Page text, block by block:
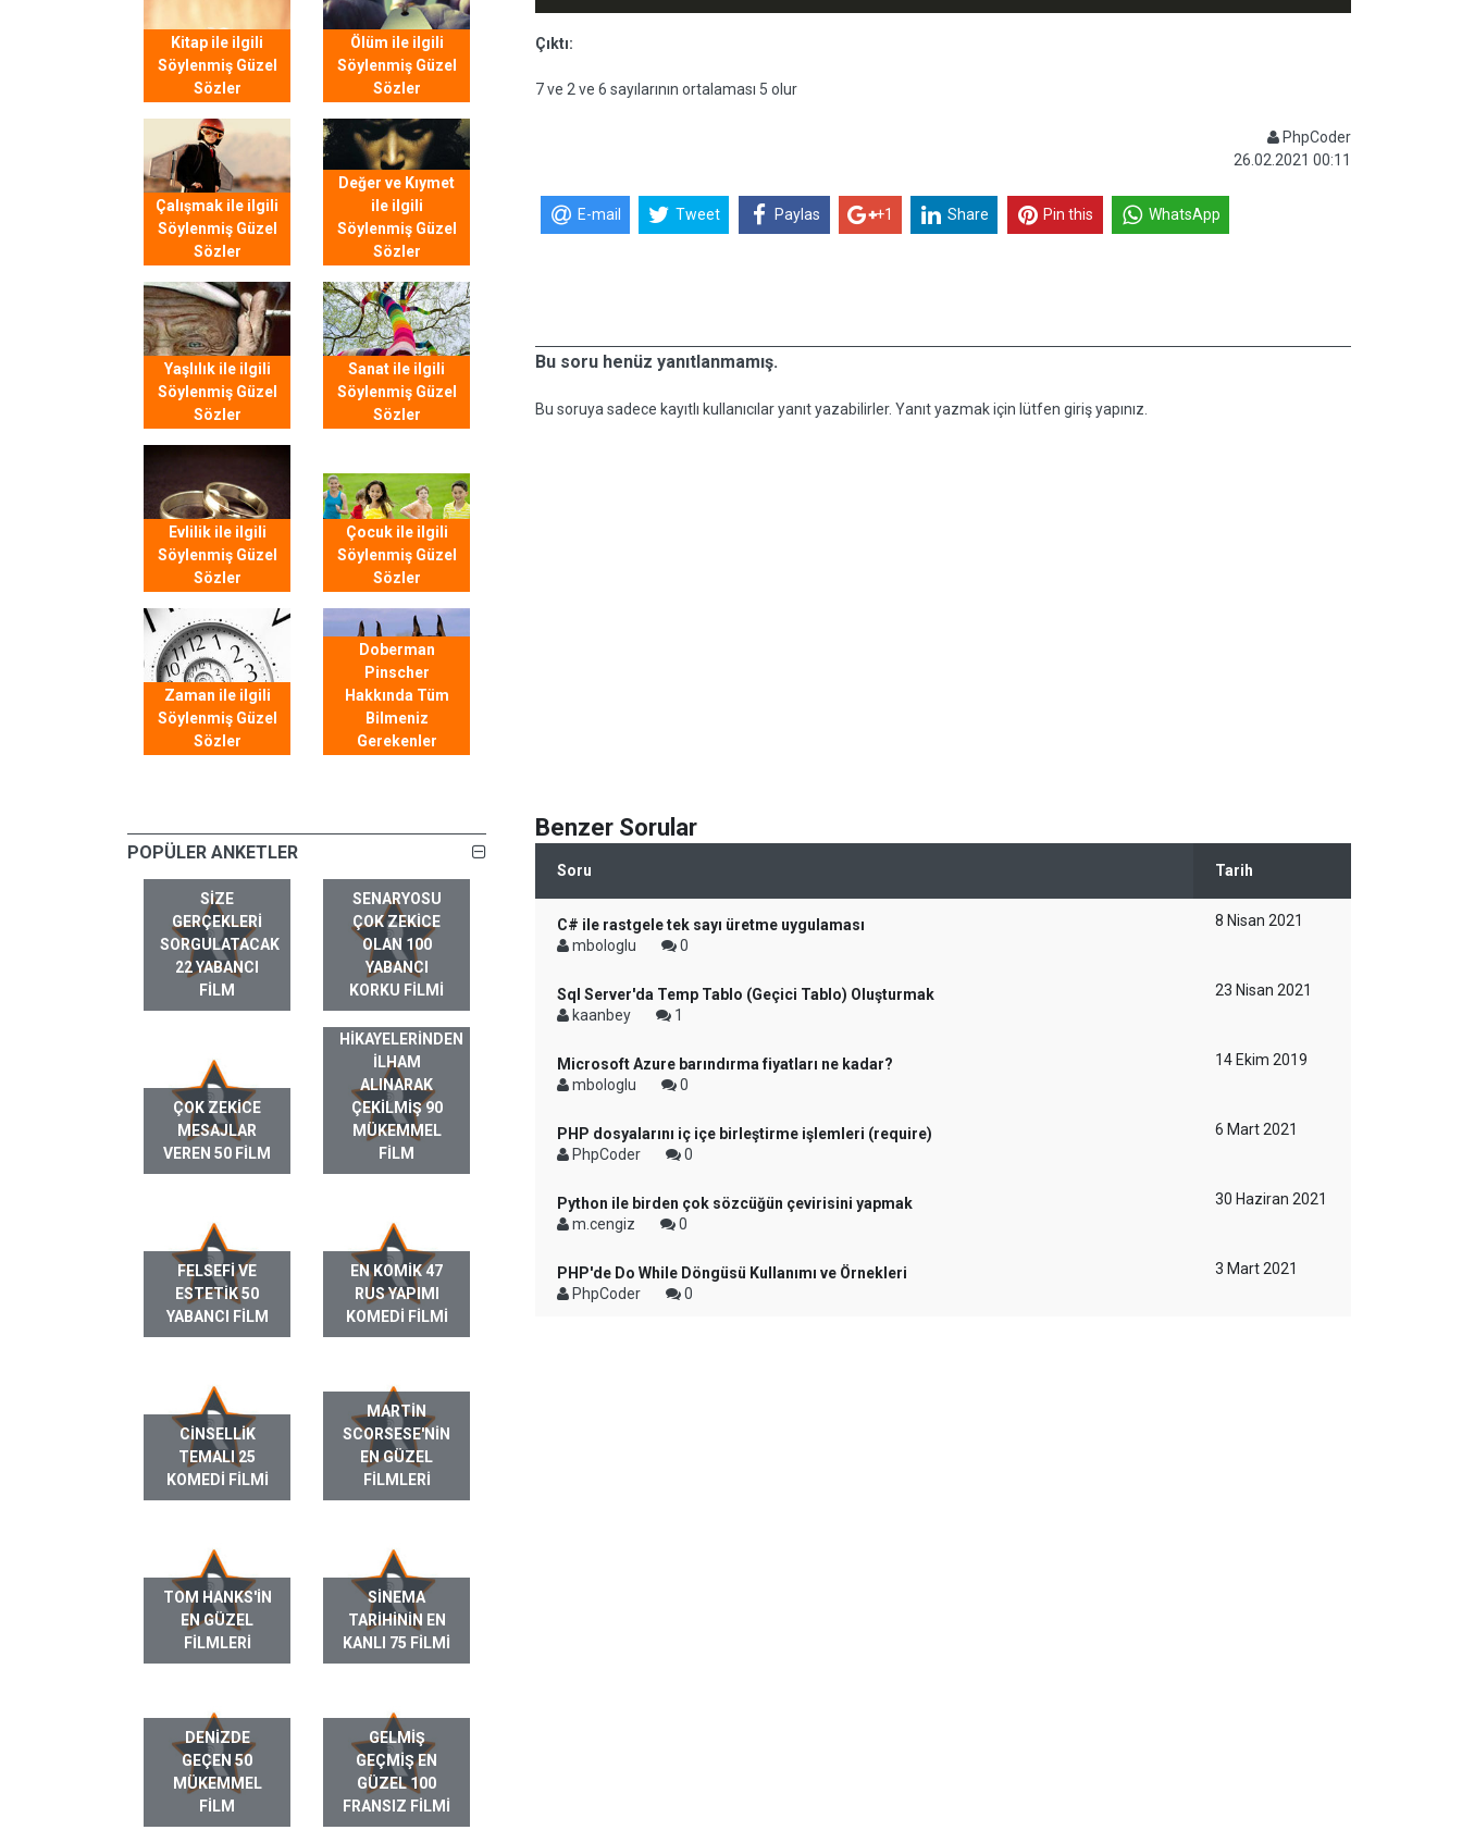
Kitap ile ilgili
Söylenmiş Güzel
Sözler
Ölüm ile ilgili
Söylenmiş Güzel
Sözler
Çalışmak ile ilgili
Söylenmiş Güzel
Sözler
Değer ve Kıymet
ile ilgili
Söylenmiş Güzel
Sözler
Yaşlılık ile ilgili
Söylenmiş Güzel
Sözler
Sanat ile ilgili
Söylenmiş Güzel
Sözler
Evlilik ile ilgili
Söylenmiş Güzel
Sözler
Çocuk ile ilgili
Söylenmiş Güzel
Sözler
Zaman ile ilgili
Söylenmiş Güzel
Sözler
Doberman
Pinscher
Hakkında Tüm
Bilmeniz
Gerekenler
POPÜLER ANKETLER
SIZE
GERÇEKLERI
SORGULATACAK
22 YABANCI
FILM
SENARYOSU
ÇOK ZEKICE
OLAN 100
YABANCI
KORKU FILMI
ÇOK ZEKICE
MESAJLAR
VEREN 50 FILM
GERÇEK HAYAT
HIKAYELERINDEN
ILHAM
ALINARAK
ÇEKILMIŞ 90
MÜKEMMEL
FILM
FELSEFI VE
ESTETIK 50
YABANCI FILM
EN KOMIK 47
RUS YAPIMI
KOMEDI FILMI
CINSELLIK
TEMALI 25
KOMEDI FILMI
MARTIN
SCORSESE'NIN
EN GÜZEL
FILMLERI
TOM HANKS'IN
EN GÜZEL
FILMLERI
SINEMA
TARIHININ EN
KANLI 75 FILMI
DENIZDE
GEÇEN 50
MÜKEMMEL
FILM
GELMIŞ
GEÇMIŞ EN
GÜZEL 100
FRANSIZ FILMI
Çıktı:
7 ve 2 ve 6 sayılarının ortalaması 5 olur
PhpCoder
26.02.2021 00:11
E-mail Tweet Paylas +1 Share Pin this WhatsApp
Bu soru henüz yanıtlanmamış.
Bu soruya sadece kayıtlı kullanıcılar yanıt yazabilirler. Yanıt yazmak için lütfen giriş yapınız.
Benzer Sorular
Soru Tarih
C# ile rastgele tek sayı üretme uygulaması
mbologlu
0
8 Nisan 2021
Sql Server'da Temp Tablo (Geçici Tablo) Oluşturmak
kaanbey
1
23 Nisan 2021
Microsoft Azure barındırma fiyatları ne kadar?
mbologlu
0
14 Ekim 2019
PHP dosyalarını iç içe birleştirme işlemleri (require)
PhpCoder
0
6 Mart 2021
Python ile birden çok sözcüğün çevirisini yapmak
m.cengiz
0
30 Haziran 2021
PHP'de Do While Döngüsü Kullanımı ve Örnekleri
PhpCoder
0
3 Mart 2021